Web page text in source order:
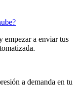
empezar a enviar tus
a demanda en tu